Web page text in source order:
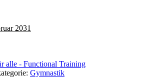
2031
alle - Functional Training
Gymnastik